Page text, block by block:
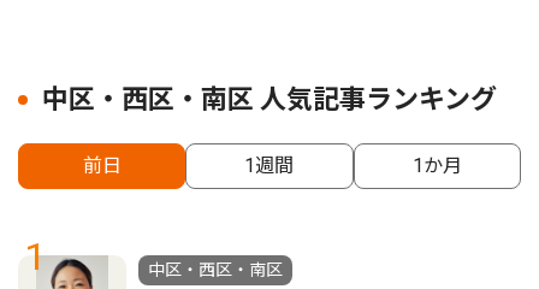
中区・西区・南区 人気記事ランキング
前日 1週間 1か月
1
中区・西区・南区